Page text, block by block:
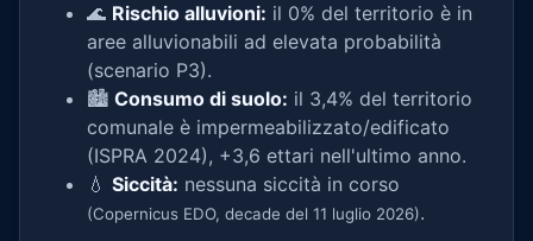
🌊 Rischio alluvioni: il 0% del territorio è in
aree alluvionabili ad elevata probabilità
(scenario P3).
🏙️ Consumo di suolo: il 3,4% del territorio
comunale è impermeabilizzato/edificato
(ISPRA 2024), +3,6 ettari nell'ultimo anno.
💧 Siccità: nessuna siccità in corso
(Copernicus EDO, decade del 11 luglio 2026).